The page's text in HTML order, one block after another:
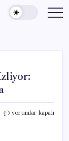
Altın
yorumlar kapalı